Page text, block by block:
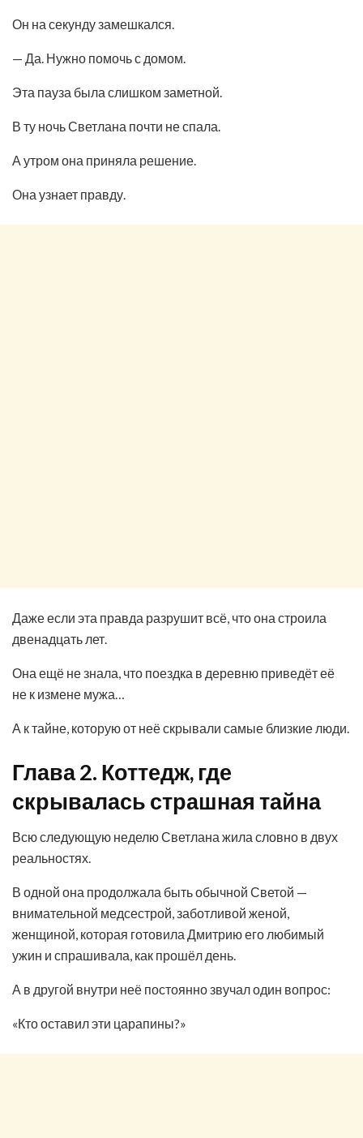
Он на секунду замешкался.
— Да. Нужно помочь с домом.
Эта пауза была слишком заметной.
В ту ночь Светлана почти не спала.
А утром она приняла решение.
Она узнает правду.
Даже если эта правда разрушит всё, что она строила
двенадцать лет.
Она ещё не знала, что поездка в деревню приведёт её
не к измене мужа…
А к тайне, которую от неё скрывали самые близкие люди.
Глава 2. Коттедж, где
скрывалась страшная тайна
Всю следующую неделю Светлана жила словно в двух
реальностях.
В одной она продолжала быть обычной Светой —
внимательной медсестрой, заботливой женой,
женщиной, которая готовила Дмитрию его любимый
ужин и спрашивала, как прошёл день.
А в другой внутри неё постоянно звучал один вопрос:
«Кто оставил эти царапины?»